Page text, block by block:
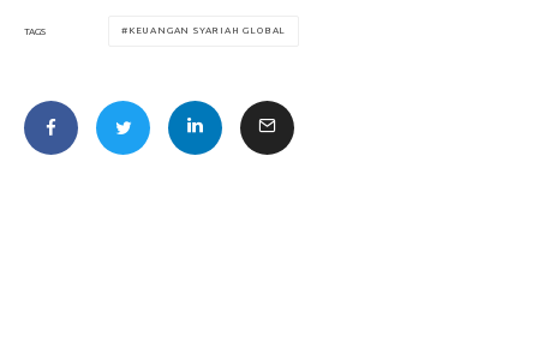
TAGS KEUANGAN SYARIAH GLOBAL